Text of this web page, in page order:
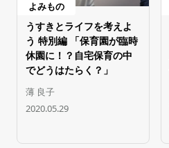
よみもの
うすきとライフを考えよ
う 特別編 「保育園が臨時
休園に！？自宅保育の中
でどうはたらく？」
薄 良子
2020.05.29